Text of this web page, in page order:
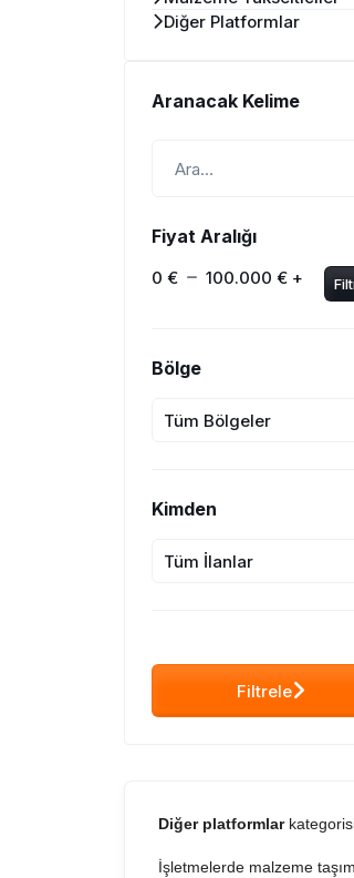
Diğer Platformlar
Aranacak Kelime
Fiyat Aralığı
0 € 100.000 € +
Bölge
Tüm Bölgeler
Kimden
Tüm İlanlar
Filtrele
Diğer platformlarkategorisi
İşletmelerde malzeme